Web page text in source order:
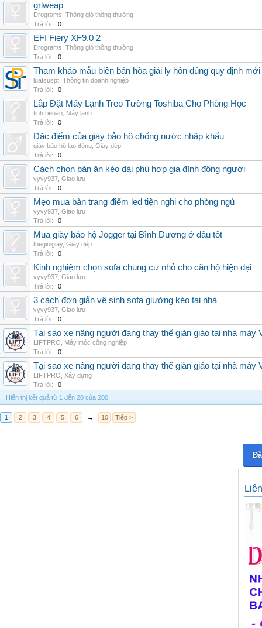
grlweap
Drograms Thông gió thông thường
Trả lời:
0
EFI Fiery XF9.0 2
Drograms Thông gió thông thường
Trả lời:
0
Tham khảo mẫu biên bản hòa giải ly hôn đúng quy định mới
luatsuspt Thông tin doanh nghiệp
Trả lời:
0
Lắp Đặt Máy Lạnh Treo Tường Toshiba Cho Phòng Học
tinhtrieuan Máy lạnh
Trả lời:
0
Đặc điểm của giày bảo hộ chống nước nhập khẩu
giày bảo hộ lao động Giày dép
Trả lời:
0
Cách chọn bàn ăn kéo dài phù hợp gia đình đông người
vyvy937 Giao lưu
Trả lời:
0
Mẹo mua bàn trang điểm led tiện nghi cho phòng ngủ
vyvy937 Giao lưu
Trả lời:
0
Mua giày bảo hộ Jogger tại Bình Dương ở đâu tốt
thegioigiay, Giày dép
Trả lời:
0
Kinh nghiệm chọn sofa chung cư nhỏ cho căn hộ hiện đại
vyvy937 Giao lưu
Trả lời:
0
3 cách đơn giản vệ sinh sofa giường kéo tại nhà
vyvy937 Giao lưu
Trả lời:
0
Tại sao xe nâng người đang thay thế giàn giáo tại nhà máy
LIFTPRO
Máy móc công nghiệp
Trả lời:
0
Tại sao xe nâng người đang thay thế giàn giáo tại nhà máy
LIFTPRO
Xây dựng
Trả lời:
0
Hiển thị kết quả từ 1 đến 20 của 200
1 2 3 4 5 6 → 10 Tiếp >